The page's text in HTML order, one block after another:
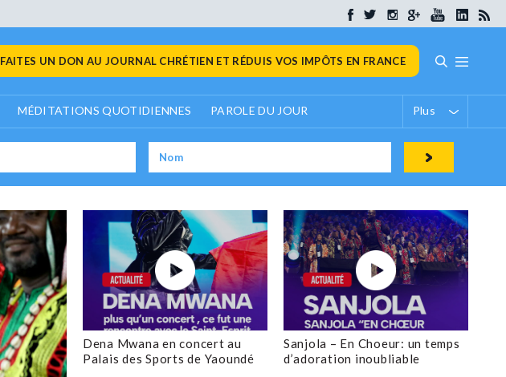
FAITES UN DON AU JOURNAL CHRÉTIEN ET RÉDUIS VOS IMPÔTS EN FRANCE
MÉDITATIONS QUOTIDIENNES PAROLE DU JOUR Plus
Dena Mwana en concert au
Palais des Sports de Yaoundé
Sanjola – En Choeur: un temps
d’adoration inoubliable